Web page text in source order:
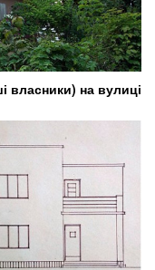
власники) на вулиці